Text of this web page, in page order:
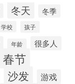
冬天 冬季
学校 孩子
年龄 很多人
春节
沙发 游戏